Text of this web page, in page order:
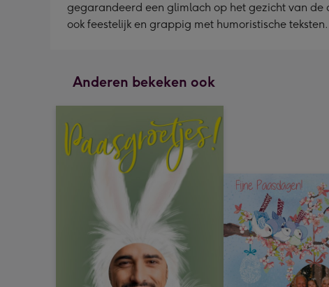
gegarandeerd een glimlach op het gezicht van de
ook feestelijk en grappig met humoristische teksten.
Anderen bekeken ook